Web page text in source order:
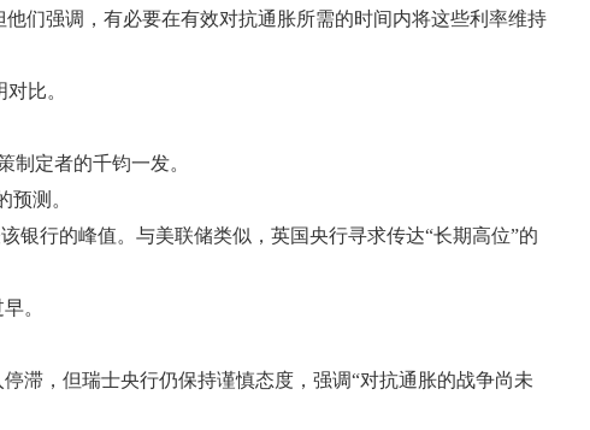
们强调，有必要在有效对抗通胀所需的时间内将这些利率维持
比。
制定者的千钧一发。
测。
银行的峰值。与美联储类似，英国央行寻求传达“长期高位”的
。
滞，但瑞士央行仍保持谨慎态度，强调“对抗通胀的战争尚未